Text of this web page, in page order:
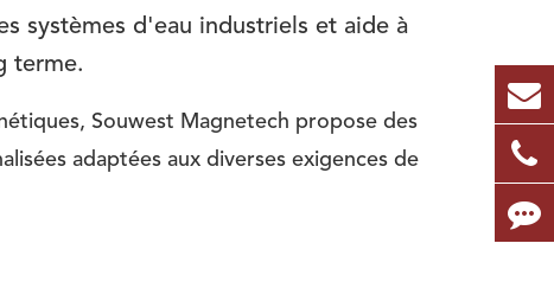
systèmes d'eau industriels et aide à
terme.
Souwest Magnetech propose des
adaptées aux diverses exigences de